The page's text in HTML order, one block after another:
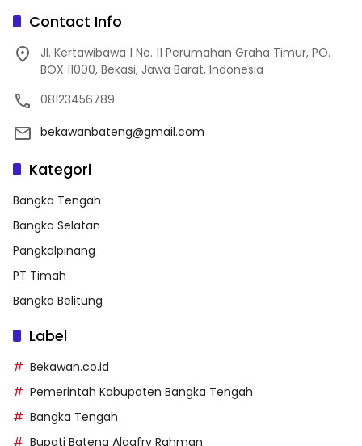
Contact Info
Jl. Kertawibawa 1 No. 11 Perumahan Graha Timur, PO.
BOX 11000, Bekasi, Jawa Barat, Indonesia
08123456789
bekawanbateng@gmail.com
Kategori
Bangka Tengah
Bangka Selatan
Pangkalpinang
PT Timah
Bangka Belitung
Label
Bekawan.co.id
Pemerintah Kabupaten Bangka Tengah
Bangka Tengah
Bupati Bateng Algafry Rahman